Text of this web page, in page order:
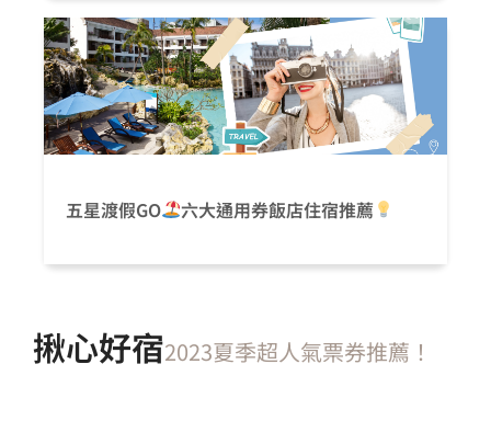
五星渡假GO 六大通用券飯店住宿推薦
揪心好宿2023夏季超人氣票券推薦！